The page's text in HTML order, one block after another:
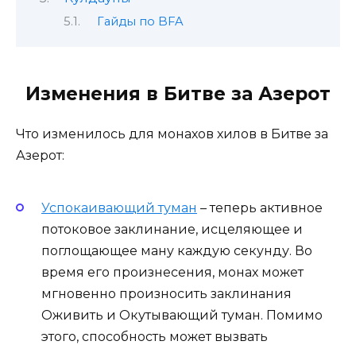
Гайды по BFA
Изменения в Битве за Азерот
Что изменилось для монахов хилов в Битве за
Азерот:
Успокаивающий туман – теперь активное
потоковое заклинание, исцеляющее и
поглощающее ману каждую секунду. Во
время его произнесения, монах может
мгновенно произносить заклинания
Оживить и Окутывающий туман. Помимо
этого, способность может вызвать